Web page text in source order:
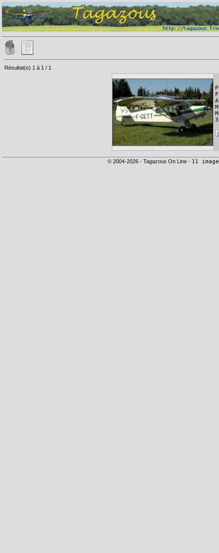
Résultat(s) 1 à 1 / 1
© 2004-2026 - Tagazous On Line - 11